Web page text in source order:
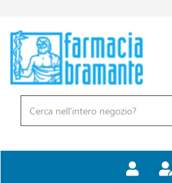
contenuto
principale
Farmacia
Bramante
Prodotto